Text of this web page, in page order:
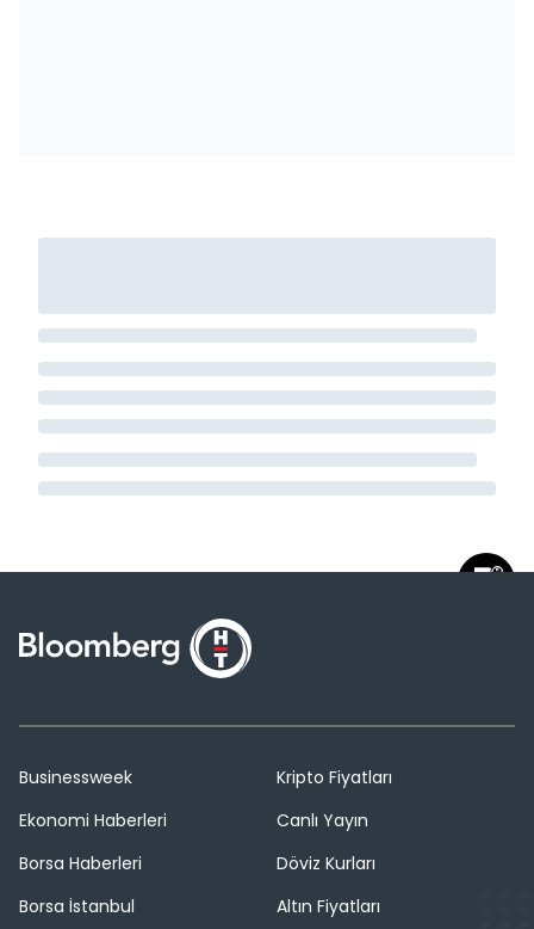
Businessweek
Ekonomi Haberleri
Borsa Haberleri
Borsa İstanbul
Kripto Fiyatları
Canlı Yayın
Döviz Kurları
Altın Fiyatları